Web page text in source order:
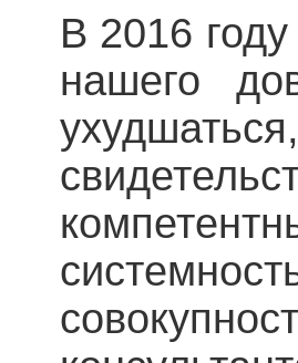
В 2016
нашего